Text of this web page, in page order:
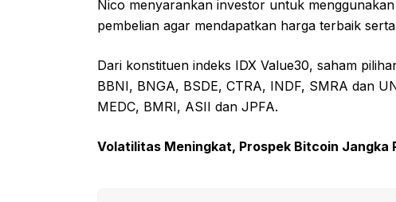
Nico menyarankan investor untuk
pembelian agar mendapatkan harga terbaik
Dari konstituen indeks IDX Value30, saham
BBNI, BNGA, BSDE, CTRA, INDF, SMRA dan
MEDC, BMRI, ASII dan JPFA.
Volatilitas Meningkat, Prospek Bitcoin Jangka